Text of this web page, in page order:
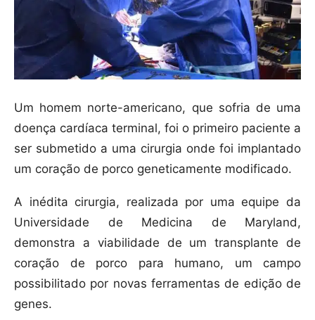
Um homem norte-americano, que sofria de uma
doença cardíaca terminal, foi o primeiro paciente a
ser submetido a uma cirurgia onde foi implantado
um coração de porco geneticamente modificado.
A inédita cirurgia, realizada por uma equipe da
Universidade de Medicina de Maryland,
demonstra a viabilidade de um transplante de
coração de porco para humano, um campo
possibilitado por novas ferramentas de edição de
genes.